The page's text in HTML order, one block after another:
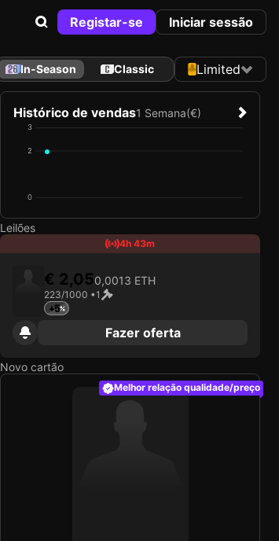
Registar-se Iniciar sessão
In-Season Classic Limited
Histórico de vendas1 Semana(€)
0
2
3
Leilões
4h 43m
€ 2,050,0013 ETH
223/1000 •1
+5
Fazer oferta
Novo cartão
Melhor relação qualidade/preço